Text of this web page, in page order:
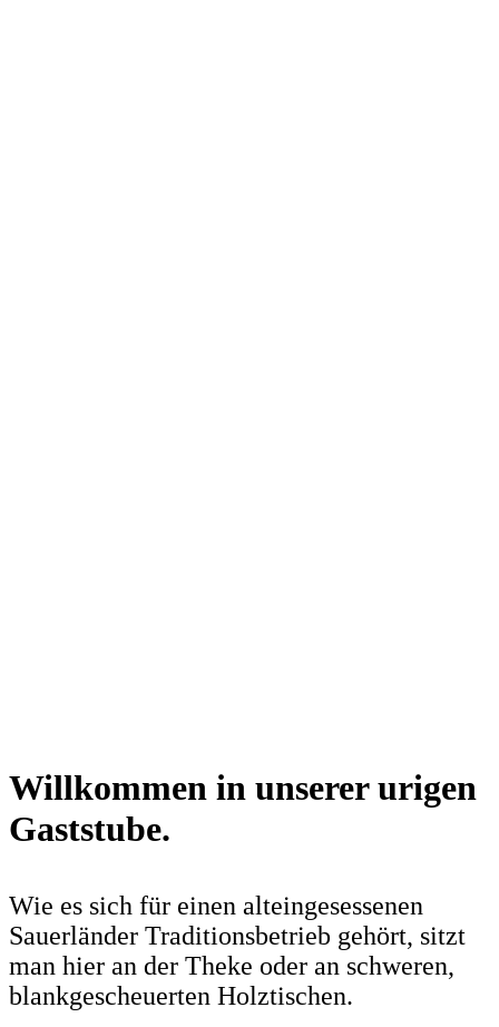
Willkommen in unserer urigen
Gaststube.
Wie es sich für einen alteingesessenen
Sauerländer Traditionsbetrieb gehört, sitzt
man hier an der Theke oder an schweren,
blankgescheuerten Holztischen.